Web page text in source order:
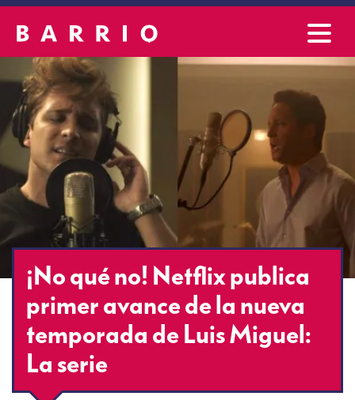
¡No qué no! Netflix publica
primer avance de la nueva
temporada de Luis Miguel:
La serie